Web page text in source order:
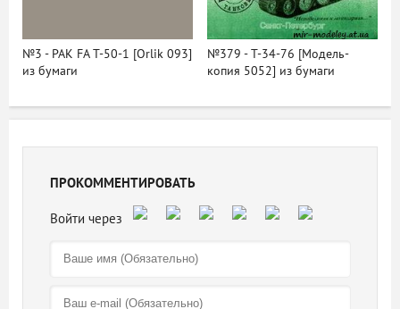
№3 - PAK FA T-50-1 [Orlik 093]
из бумаги
№379 - T-34-76 [Модель-
копия 5052] из бумаги
ПРОКОММЕНТИРОВАТЬ